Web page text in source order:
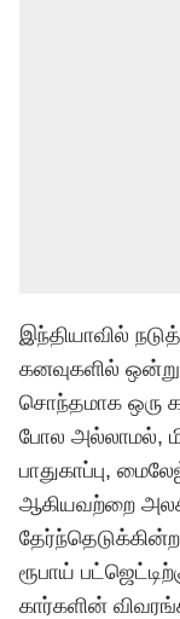
இந்தியாவில்
கனவுகளில்
சொந்தமாக ஒரு
போல அல்லாமல்,
பாதுகாப்பு,
ஆகியவற்றை
ரூபாய்
கார்களின்